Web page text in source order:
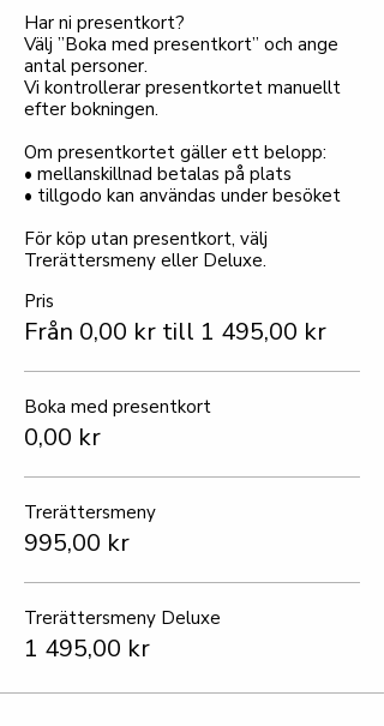
Har ni presentkort?
Välj ”Boka med presentkort” och ange
antal personer.
Vi kontrollerar presentkortet manuellt
efter bokningen.
Om presentkortet gäller ett belopp:
• mellanskillnad betalas på plats
• tillgodo kan användas under besöket
För köp utan presentkort, välj
Trerättersmeny eller Deluxe.
Pris
Från 0,00 kr till 1 495,00 kr
Boka med presentkort
0,00 kr
Trerättersmeny
995,00 kr
Trerättersmeny Deluxe
1 495,00 kr